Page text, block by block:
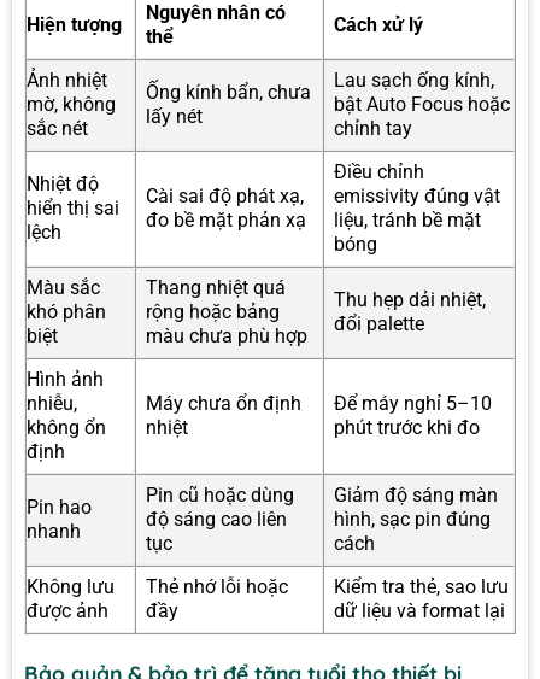
Hiện tượng
Nguyên nhân có
thể
Cách xử lý
Ảnh nhiệt
mờ, không
sắc nét
Ống kính bẩn, chưa
lấy nét
Lau sạch ống kính,
bật Auto Focus hoặc
chỉnh tay
Nhiệt độ
hiển thị sai
lệch
Cài sai độ phát xạ,
đo bề mặt phản xạ
Điều chỉnh
emissivity đúng vật
liệu, tránh bề mặt
bóng
Màu sắc
khó phân
biệt
Thang nhiệt quá
rộng hoặc bảng
màu chưa phù hợp
Thu hẹp dải nhiệt,
đổi palette
Hình ảnh
nhiễu,
không ổn
định
Máy chưa ổn định
nhiệt
Để máy nghỉ 5–10
phút trước khi đo
Pin hao
nhanh
Pin cũ hoặc dùng
độ sáng cao liên
tục
Giảm độ sáng màn
hình, sạc pin đúng
cách
Không lưu
được ảnh
Thẻ nhớ lỗi hoặc
đầy
Kiểm tra thẻ, sao lưu
dữ liệu và format lại
Bảo quản & bảo trì để tăng tuổi thọ thiết bị